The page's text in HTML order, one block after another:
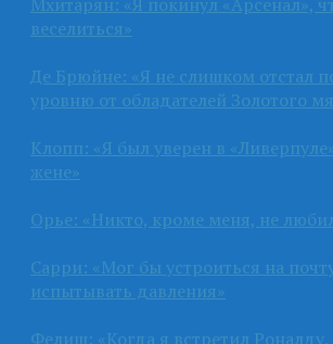
веселиться»
Де Брюйне: «Я не слишком отстал
уровню от обладателей Золотого
Клопп: «Я был уверен в
жене»
Орье: «Никто, кроме меня, не
Сарри: «Мог бы устроиться на
испытывать давления»
Фелиш: «Когда я встретил